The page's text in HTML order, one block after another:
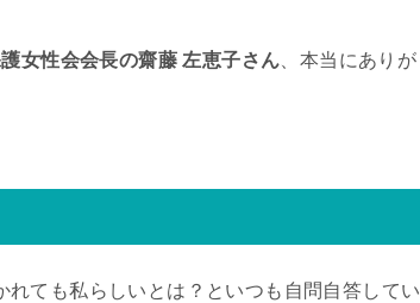
女性会会長の齋藤 左恵子さん 、本当にありが
ても私らしいとは？といつも自問自答してい